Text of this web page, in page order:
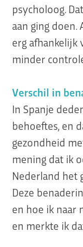
psycholoog.
aan ging
erg afhankelijk
minder
Verschil in
In Spanje
behoeftes, en
gezondheid
mening dat ik
Nederland het
Deze
en hoe ik naar
en merkte ik